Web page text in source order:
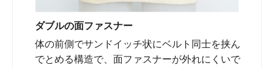
ダブルの面ファスナー
体の前側でサンドイッチ状にベルト同士を挟ん
でとめる構造で、面ファスナーが外れにくいで